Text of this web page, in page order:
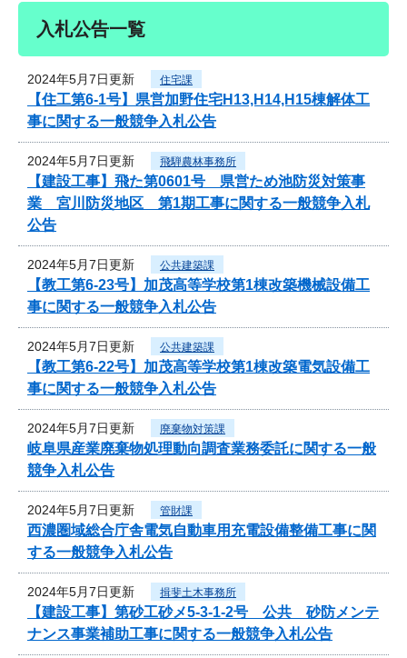
入札公告一覧
2024年5月7日更新 住宅課
【住工第6-1号】県営加野住宅H13,H14,H15棟解体工
事に関する一般競争入札公告
2024年5月7日更新 飛騨農林事務所
【建設工事】飛た第0601号 県営ため池防災対策事
業 宮川防災地区 第1期工事に関する一般競争入札
公告
2024年5月7日更新 公共建築課
【教工第6-23号】加茂高等学校第1棟改築機械設備工
事に関する一般競争入札公告
2024年5月7日更新 公共建築課
【教工第6-22号】加茂高等学校第1棟改築電気設備工
事に関する一般競争入札公告
2024年5月7日更新 廃棄物対策課
岐阜県産業廃棄物処理動向調査業務委託に関する一般
競争入札公告
2024年5月7日更新 管財課
西濃圏域総合庁舎電気自動車用充電設備整備工事に関
する一般競争入札公告
2024年5月7日更新 揖斐土木事務所
【建設工事】第砂工砂メ5-3-1-2号 公共 砂防メンテ
ナンス事業補助工事に関する一般競争入札公告